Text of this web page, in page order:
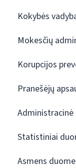
Kokybės
Mokesčių
Korupcijos
Pranešėjų
Statistiniai
Asmens